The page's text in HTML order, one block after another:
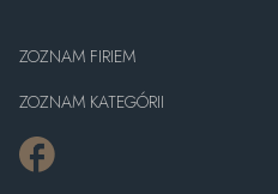
ZOZNAM FIRIEM
ZOZNAM KATEGÓRII